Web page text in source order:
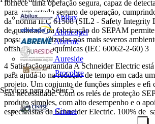
Abilux
Abracopel
Abreme
Aureside
Procobre
Serviços para o Setor 5
Cinase
fornece uma operação segura, capaz de
para um estado seguro de operação,
da norma IEC 61508 (SIL2 - Safety Integrity
de qualidade na fabricação do SEPAM
possam ser utilizadas nos mais severos
offshore e petroquímicas (IEC 60062-2-60) 3
4 Satisfaçãogarantida A Schneider Electric
para ajudá-lo na redução de tempo em cada
projeto. Um conjunto de funções simples e eﬁ
sua necessidade. Com os relés de proteção
produto simples, com alto desempenho e o
especialistas da Schneider Electric. 100% de